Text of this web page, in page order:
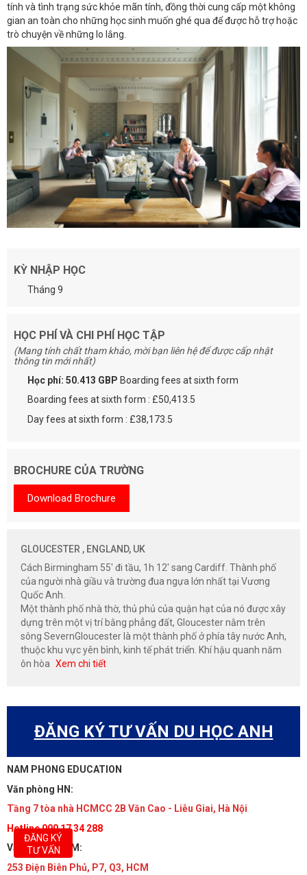
tính và tình trạng sức khỏe mãn tính, đồng thời cung cấp một không
gian an toàn cho những học sinh muốn ghé qua để được hỗ trợ hoặc
trò chuyện về những lo lắng.
KỲ NHẬP HỌC
Tháng 9
HỌC PHÍ VÀ CHI PHÍ HỌC TẬP
(Mang tính chất tham khảo, mời bạn liên hệ để được cấp nhật
thông tin mới nhất)
Học phí: 50.413 GBP Boarding fees at sixth form
Boarding fees at sixth form : £50,413.5
Day fees at sixth form : £38,173.5
BROCHURE CỦA TRƯỜNG
Download Brochure
GLOUCESTER , ENGLAND, UK
Cách Birmingham 55' đi tầu, 1h 12' sang Cardiff. Thành phố
của người nhà giầu và trường đua ngựa lớn nhất tại Vương
Quốc Anh.
Một thành phố nhà thờ, thủ phủ của quận hạt của nó được xây
dựng trên một vị trí bằng phẳng đất, Gloucester nằm trên
sông SevernGloucester là một thành phố ở phía tây nước Anh,
thuộc khu vực yên bình, kinh tế phát triển. Khí hậu quanh năm
ôn hòa Xem chi tiết
ĐĂNG KÝ TƯ VẤN DU HỌC ANH
NAM PHONG EDUCATION
Văn phòng HN:
Tầng 7 tòa nhà HCMCC 2B Văn Cao - Liễu Giai, Hà Nội
Hotline 090 17 34 288
Văn phòng HCM:
253 Điện Biên Phủ, P7, Q3, HCM
ĐĂNG KÝ
TƯ VẤN